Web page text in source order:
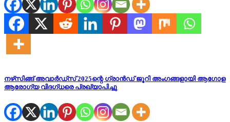
നഴ്‌സിങ്ങ് അവാര്‍ഡ്‌സ് 2025ന്റെ ഗ്രാന്‍ഡ് ജൂറി അംഗങ്ങളായി ആഗോള
ആരോഗ്യ വിദഗ്ധരെ പ്രഖ്യാപിച്ചു